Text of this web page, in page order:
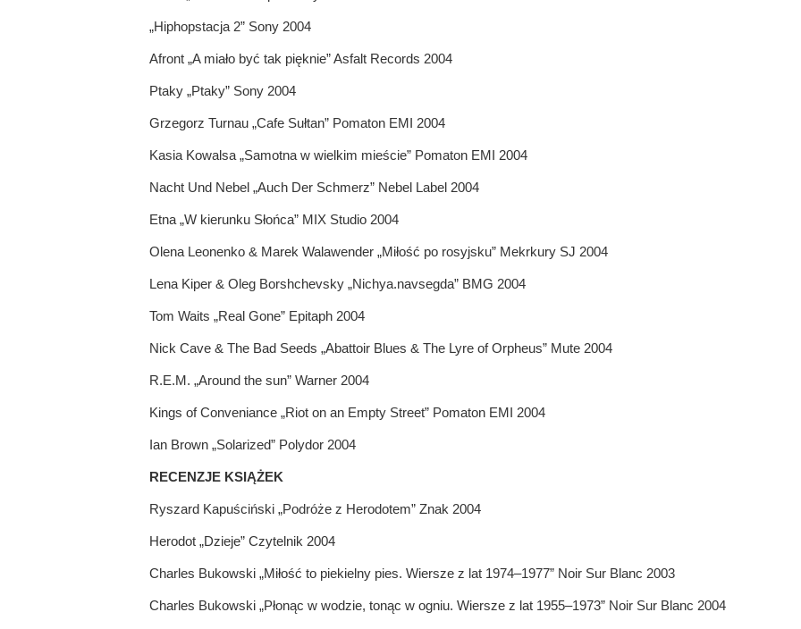
„Hiphopstacja 2” Sony 2004
Afront „A miało być tak pięknie” Asfalt Records 2004
Ptaky „Ptaky” Sony 2004
Grzegorz Turnau „Cafe Sułtan” Pomaton EMI 2004
Kasia Kowalsa „Samotna w wielkim mieście” Pomaton EMI 2004
Nacht Und Nebel „Auch Der Schmerz” Nebel Label 2004
Etna „W kierunku Słońca” MIX Studio 2004
Olena Leonenko & Marek Walawender „Miłość po rosyjsku” Mekrkury SJ 2004
Lena Kiper & Oleg Borshchevsky „Nichya.navsegda” BMG 2004
Tom Waits „Real Gone” Epitaph 2004
Nick Cave & The Bad Seeds „Abattoir Blues & The Lyre of Orpheus” Mute 2004
R.E.M. „Around the sun” Warner 2004
Kings of Conveniance „Riot on an Empty Street” Pomaton EMI 2004
Ian Brown „Solarized” Polydor 2004
RECENZJE KSIĄŻEK
Ryszard Kapuściński „Podróże z Herodotem” Znak 2004
Herodot „Dzieje” Czytelnik 2004
Charles Bukowski „Miłość to piekielny pies. Wiersze z lat 1974–1977” Noir Sur Blanc 2003
Charles Bukowski „Płonąc w wodzie, tonąc w ogniu. Wiersze z lat 1955–1973” Noir Sur Blanc 2004